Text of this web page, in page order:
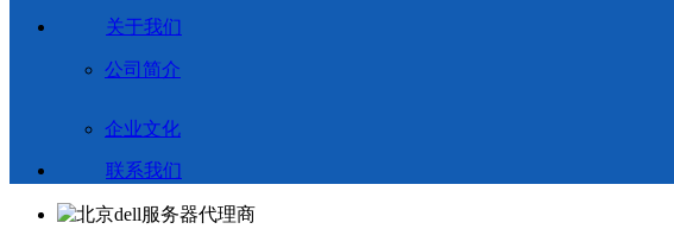
关于我们
公司简介
企业文化
联系我们